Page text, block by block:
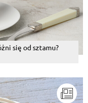
się od sztamu?